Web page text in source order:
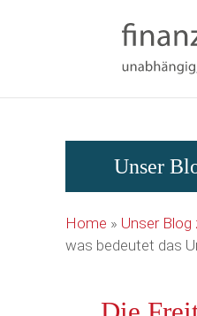
Unser
Home » Unser Blog
was bedeutet das